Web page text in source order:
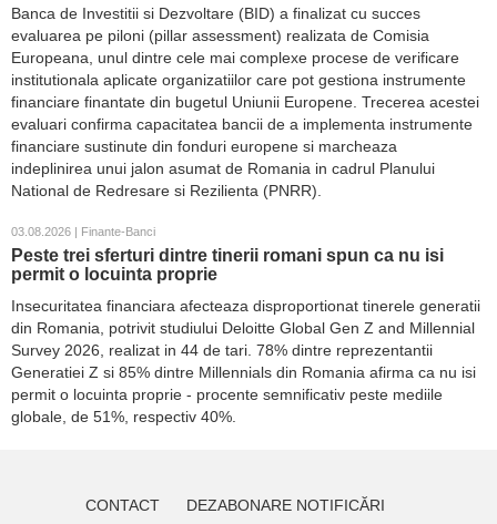
Banca de Investitii si Dezvoltare (BID) a finalizat cu succes
evaluarea pe piloni (pillar assessment) realizata de Comisia
Europeana, unul dintre cele mai complexe procese de verificare
institutionala aplicate organizatiilor care pot gestiona instrumente
financiare finantate din bugetul Uniunii Europene. Trecerea acestei
evaluari confirma capacitatea bancii de a implementa instrumente
financiare sustinute din fonduri europene si marcheaza
indeplinirea unui jalon asumat de Romania in cadrul Planului
National de Redresare si Rezilienta (PNRR).
03.08.2026 | Finante-Banci
Peste trei sferturi dintre tinerii romani spun ca nu isi
permit o locuinta proprie
Insecuritatea financiara afecteaza disproportionat tinerele generatii
din Romania, potrivit studiului Deloitte Global Gen Z and Millennial
Survey 2026, realizat in 44 de tari. 78% dintre reprezentantii
Generatiei Z si 85% dintre Millennials din Romania afirma ca nu isi
permit o locuinta proprie - procente semnificativ peste mediile
globale, de 51%, respectiv 40%.
CONTACT DEZABONARE NOTIFICĂRI